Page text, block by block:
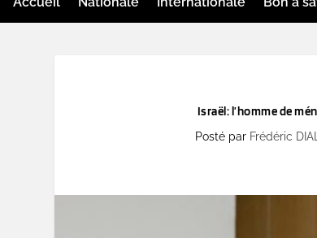
Israël: l’homme de
Posté par Frédéric